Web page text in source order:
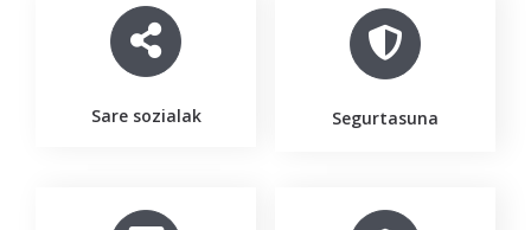
Sare sozialak Segurtasuna